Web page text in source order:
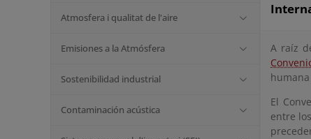
Atmosfera i qualitat de l'aire
Emisiones a la Atmósfera
Sostenibilidad industrial
Contaminación acústica
A raíz
El
entre